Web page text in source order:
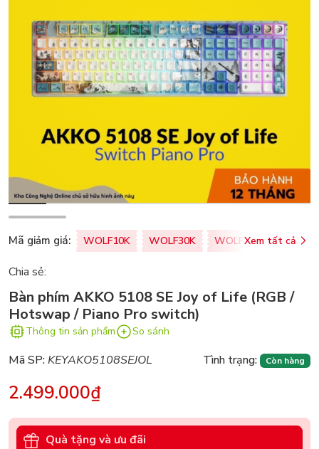
Mã giảm giá: WOLF10K WOLF30K WOLF50KXem tất cả
Chia sẻ:
Bàn phím AKKO 5108 SE Joy of Life (RGB /
Hotswap / Piano Pro switch)
Thông tin sản phẩm So sánh
Mã SP:KEYAKO5108SEJOL Tình trạng: Còn hàng
2.499.000₫
Quà tặng và ưu đãi